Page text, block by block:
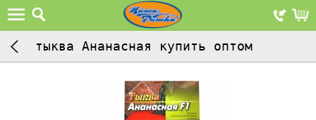
тыква Ананасная купить оптом